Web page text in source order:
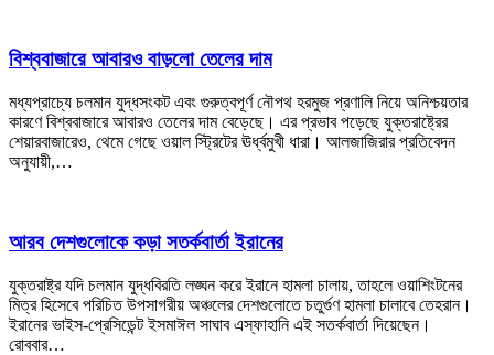
বিশ্ববাজারে আবারও বাড়লো তেলের দাম
মধ্যপ্রাচ্যে চলমান যুদ্ধসংকট এবং গুরুত্বপূর্ণ নৌপথ হরমুজ প্রণালি নিয়ে অনিশ্চয়তার
কারণে বিশ্ববাজারে আবারও তেলের দাম বেড়েছে। এর প্রভাব পড়েছে যুক্তরাষ্ট্রের
শেয়ারবাজারেও, থেমে গেছে ওয়াল স্ট্রিটের ঊর্ধ্বমুখী ধারা। আলজাজিরার প্রতিবেদন
অনুযায়ী,…
আরব দেশগুলোকে কড়া সতর্কবার্তা ইরানের
যুক্তরাষ্ট্র যদি চলমান যুদ্ধবিরতি লঙ্ঘন করে ইরানে হামলা চালায়, তাহলে ওয়াশিংটনের
মিত্র হিসেবে পরিচিত উপসাগরীয় অঞ্চলের দেশগুলোতে চতুর্গুণ হামলা চালাবে তেহরান।
ইরানের ভাইস-প্রেসিডেন্ট ইসমাঈল সাঘাব এস্ফাহানি এই সতর্কবার্তা দিয়েছেন।
রোববার…